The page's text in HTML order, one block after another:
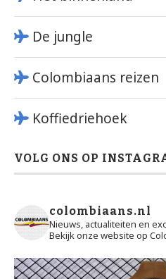
De jungle
Colombiaans reizen
Koffiedriehoek
VOLG ONS OP
colombiaans.nl
Nieuws, actualiteiten en
Bekijk onze website op